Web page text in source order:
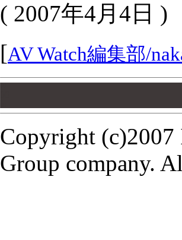
( 2007年4月4日 )
[AV Watch編集部/
Copyright (c)2007
Group company.